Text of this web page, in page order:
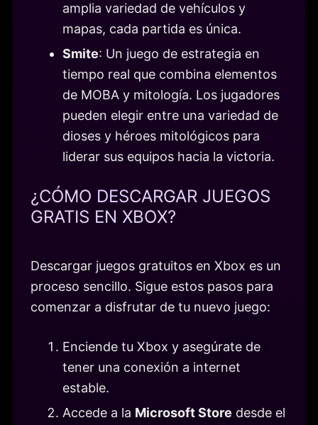
amplia variedad de vehículos y
mapas, cada partida es única.
Smite: Un juego de estrategia en
tiempo real que combina elementos
de MOBA y mitología. Los jugadores
pueden elegir entre una variedad de
dioses y héroes mitológicos para
liderar sus equipos hacia la victoria.
¿CÓMO DESCARGAR JUEGOS
GRATIS EN XBOX?
Descargar juegos gratuitos en Xbox es un
proceso sencillo. Sigue estos pasos para
comenzar a disfrutar de tu nuevo juego:
Enciende tu Xbox y asegúrate de
tener una conexión a internet
estable.
Accede a la Microsoft Store desde el